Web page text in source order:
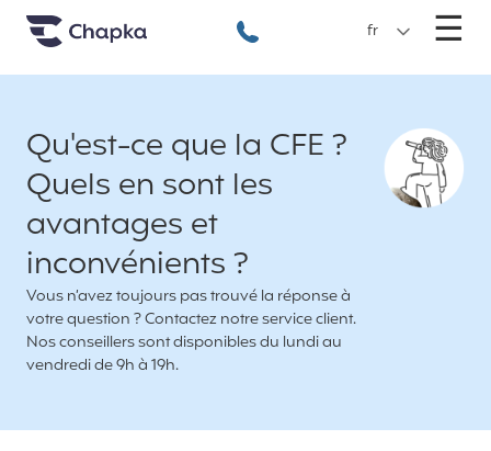
Chapka Assurances Voyages
+33 1 74 85 50 50
fr ☰
Qu'est-ce que la CFE ?
Quels en sont les
avantages et
inconvénients ?
Vous n’avez toujours pas trouvé la réponse à
votre question ? Contactez notre service client.
Nos conseillers sont disponibles du lundi au
vendredi de 9h à 19h.